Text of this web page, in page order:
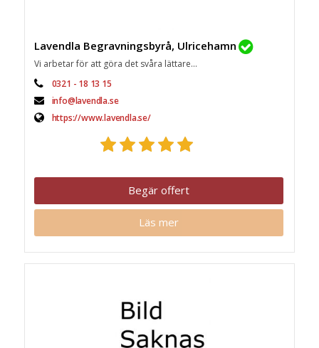
Lavendla Begravningsbyrå, Ulricehamn
Vi arbetar för att göra det svåra lättare...
0321 - 18 13 15
info@lavendla.se
https://www.lavendla.se/
Begär offert
Läs mer